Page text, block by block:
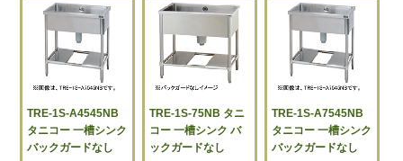
TRE-1S-A4545NB
タニコー 一槽シンク
バックガードなし
TRE-1S-75NB タニ
コー 一槽シンク バ
ックガードなし
TRE-1S-A7545NB
タニコー 一槽シンク
バックガードなし